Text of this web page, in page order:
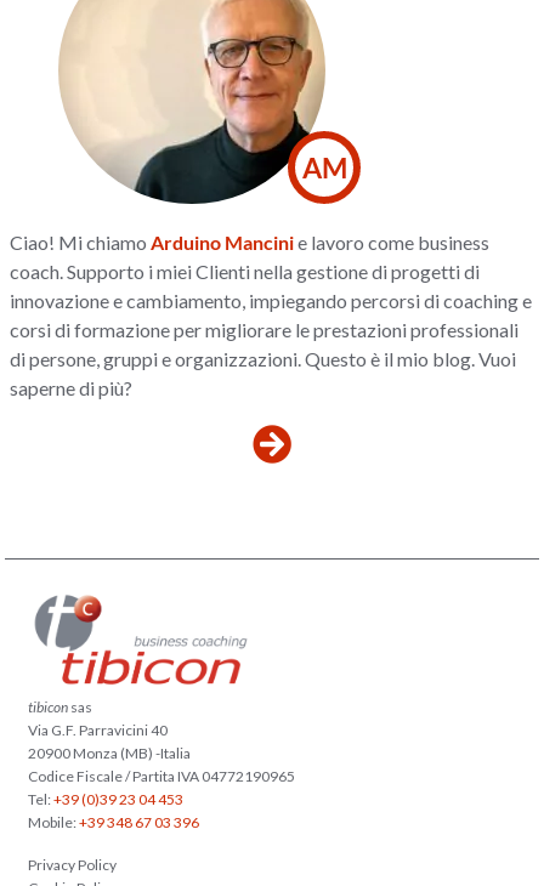
AM
Ciao! Mi chiamo Arduino Mancinie lavoro come business
coach. Supporto i miei Clienti nella gestione di progetti di
innovazione e cambiamento, impiegando percorsi di coaching e
corsi di formazione per migliorare le prestazioni professionali
di persone, gruppi e organizzazioni. Questo è il mio blog. Vuoi
saperne di più?
tibicon sas
Via G.F. Parravicini 40
20900 Monza (MB) -Italia
Codice Fiscale / Partita IVA 04772190965
Tel:+39 (0)39 23 04 453
Mobile:+39 348 67 03 396
Privacy Policy